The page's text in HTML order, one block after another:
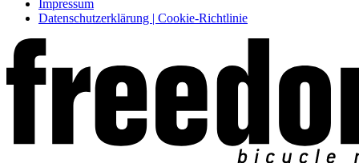
Impressum
Datenschutzerklärung | Cookie-Richtlinie